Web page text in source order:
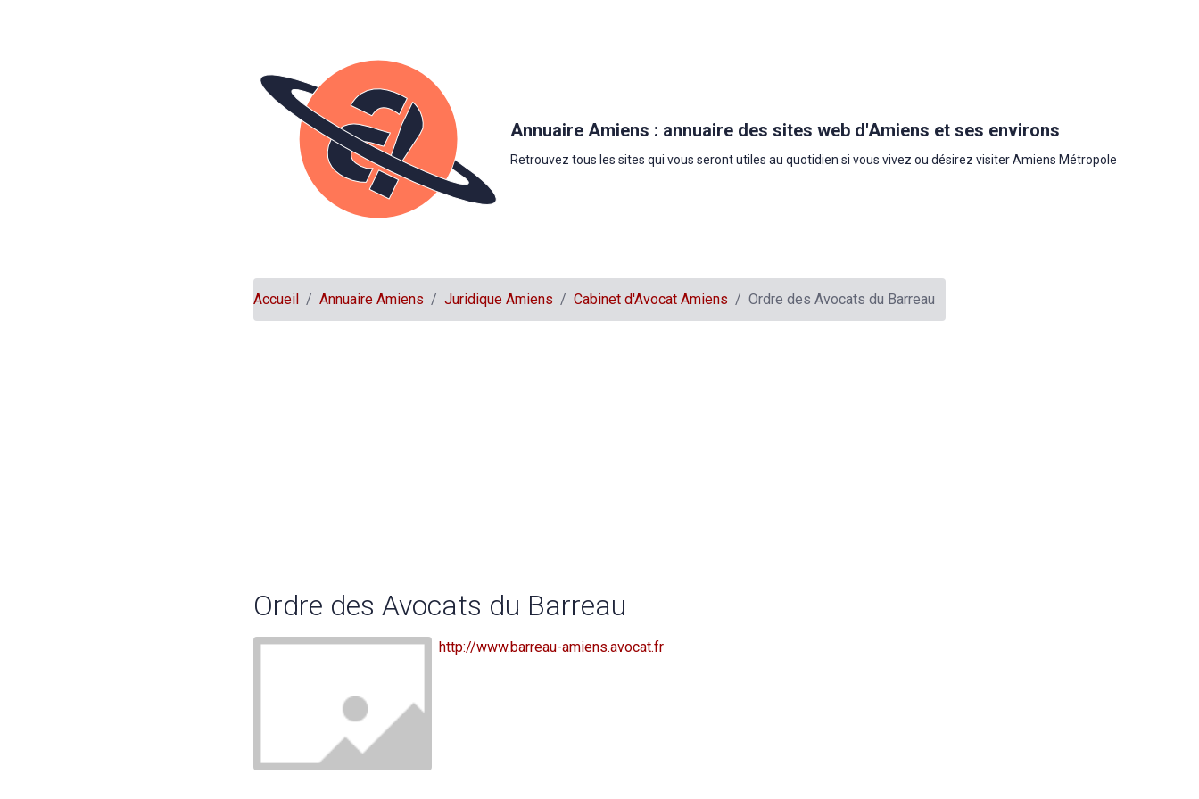
Annuaire Amiens : annuaire des sites web d'Amiens et ses environs
Retrouvez tous les sites qui vous seront utiles au quotidien si vous vivez ou désirez visiter Amiens Métropole
Accueil Annuaire Amiens Juridique Amiens Cabinet d'Avocat Amiens Ordre des Avocats du Barreau
Ordre des Avocats du Barreau
http://www.barreau-amiens.avocat.fr